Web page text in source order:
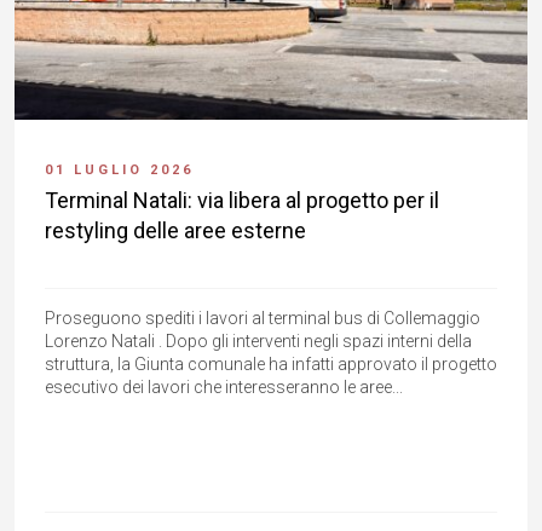
01 LUGLIO 2026
Terminal Natali: via libera al progetto per il
restyling delle aree esterne
Proseguono spediti i lavori al terminal bus di Collemaggio
Lorenzo Natali . Dopo gli interventi negli spazi interni della
struttura, la Giunta comunale ha infatti approvato il progetto
esecutivo dei lavori che interesseranno le aree...